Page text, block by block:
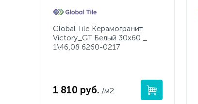
Global Tile Керамогранит
Victory_GT Белый 30x60 _
1\46,08 6260-0217
1 810 руб. /м2